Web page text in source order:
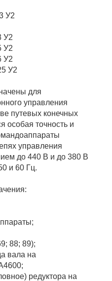
У2
У2
У2
У2
У2
для
управления
путевых конечных
особая точность и
управления
до 440 В и до 380 В
и 60 Гц.
88; 89);
вала на
редуктора на